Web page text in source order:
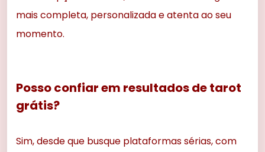
mais completa, personalizada e atenta ao seu
momento.
Posso confiar em resultados de tarot
grátis?
Sim, desde que busque plataformas sérias, com